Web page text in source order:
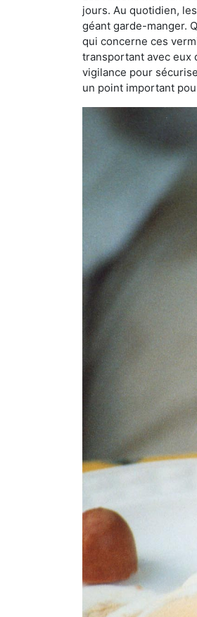
jours. Au quotidien,
géant garde-manger.
qui concerne ces
transportant avec eux
vigilance pour
un point important